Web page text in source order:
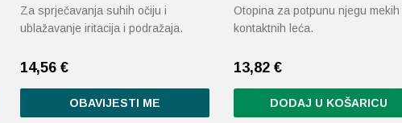
Za sprječavanja suhih očiju i
ublažavanje iritacija i podražaja.
14,56 €
OBAVIJESTI ME
Otopina za potpunu njegu mekih
kontaktnih leća.
13,82 €
DODAJ U KOŠARICU